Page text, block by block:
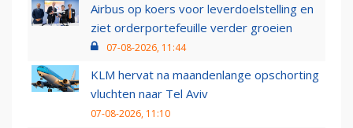
Airbus op koers voor leverdoelstelling en
ziet orderportefeuille verder groeien
07-08-2026, 11:44
KLM hervat na maandenlange opschorting
vluchten naar Tel Aviv
07-08-2026, 11:10